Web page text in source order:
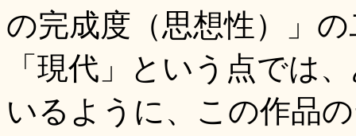
の完成度（思想性）」
「現代」という点では
いるように、この作品